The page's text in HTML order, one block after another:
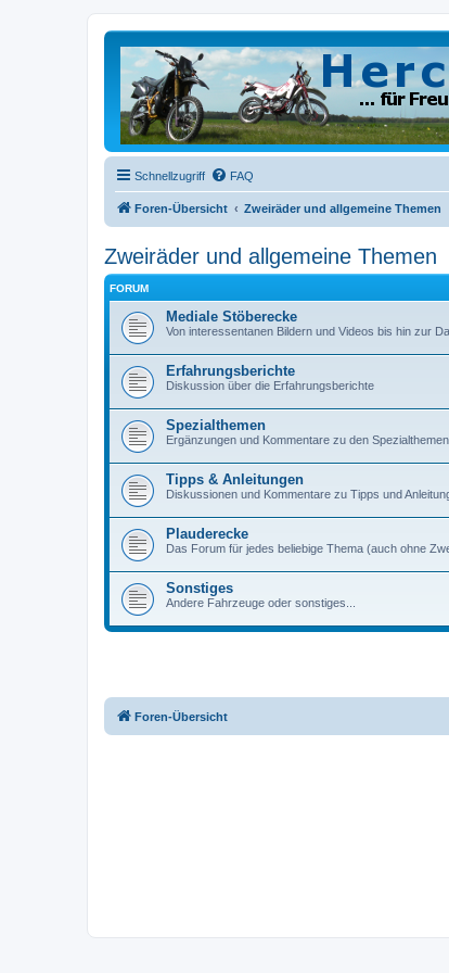
Schnellzugriff FAQ
Foren-Übersicht Zweiräder und allgemeine Themen
Zweiräder und allgemeine Themen
FORUM
Mediale Stöberecke
Von interessentanen Bildern und Videos bis hin zur
Erfahrungsberichte
Diskussion über die Erfahrungsberichte
Spezialthemen
Ergänzungen und Kommentare zu den Spezialthemen
Tipps & Anleitungen
Diskussionen und Kommentare zu Tipps und
Plauderecke
Das Forum für jedes beliebige Thema (auch ohne
Sonstiges
Andere Fahrzeuge oder sonstiges...
Foren-Übersicht